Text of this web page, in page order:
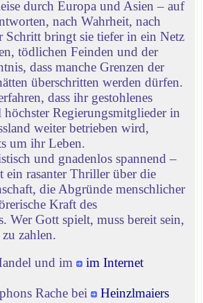
durch Europa und Asien – auf
nach Wahrheit, nach
Schritt bringt sie tiefer in ein Netz
tödlichen Feinden und der
dass manche Grenzen der
überschritten werden dürfen.
dass ihr gestohlenes
Regierungsmitglieder in
weiter betrieben wird,
um ihr Leben.
und gnadenlos spannend –
ein rasanter Thriller über die
die Abgründe menschlicher
Kraft des
Wer Gott spielt, muss bereit sein,
zahlen.
und im
im Internet
Rache bei
Heinzlmaiers